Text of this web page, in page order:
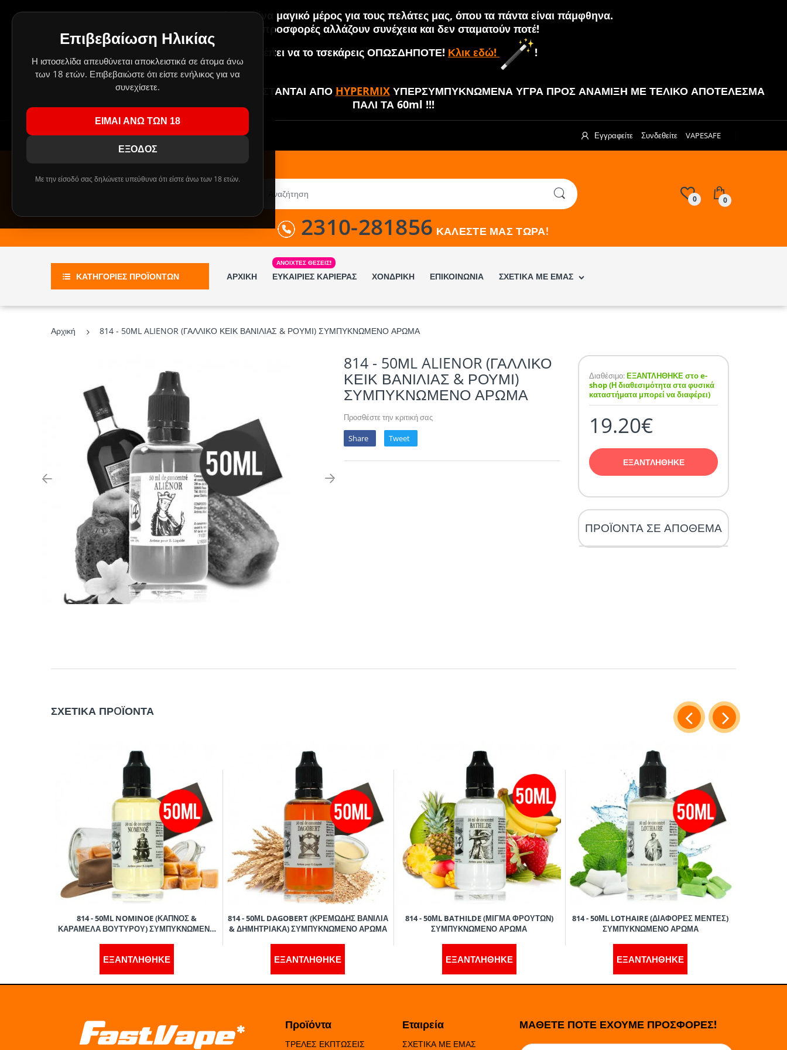
Επιβεβαίωση Ηλικίας
Η ιστοσελίδα απευθύνεται αποκλειστικά σε άτομα άνω
των 18 ετών. Επιβεβαιώστε ότι είστε ενήλικος για να
συνεχίσετε.
ΕΙΜΑΙ ΑΝΩ ΤΩΝ 18
ΕΞΟΔΟΣ
Με την είσοδό σας δηλώνετε υπεύθυνα ότι είστε άνω των 18 ετών.
Δημιουργήσαμε ένα μαγικό μέρος για τους πελάτες μας, όπου τα πάντα είναι πάμφθηνα.
Οι προσφορές αλλάζουν συνέχεια και δεν σταματούν ποτέ!
Πρέπει να το τσεκάρεις ΟΠΩΣΔΗΠΟΤΕ! Κλικ εδώ! !
!!! ΤΑ MIX SHAKE AND VAPE 30/60ml ΑΝΤΙΚΑΘΙΣΤΑΝΤΑΙ ΑΠΟ HYPERMIXΥΠΕΡΣΥΜΠΥΚΝΩΜΕΝΑ ΥΓΡΑ ΠΡΟΣ ΑΝΑΜΙΞΗ ΜΕ ΤΕΛΙΚΟ ΑΠΟΤΕΛΕΣΜΑ
ΠΑΛΙ ΤΑ 60ml !!!
Εγγραφείτε Συνδεθείτε VAPESAFE
2310-281856 ΚΑΛΕΣΤΕ ΜΑΣ ΤΩΡΑ!
0 0
ΚΑΤΗΓΟΡΙΕΣ ΠΡΟΪΟΝΤΩΝ ΑΡΧΙΚΗ ΕΥΚΑΙΡΙΕΣ ΚΑΡΙΕΡΑΣ ΧΟΝΔΡΙΚΗ ΕΠΙΚΟΙΝΩΝΙΑ ΣΧΕΤΙΚΑ ΜΕ ΕΜΑΣ
Αρχική 814 - 50ΜL ALIENOR (ΓΑΛΛΙΚΟ ΚΕΙΚ ΒΑΝΙΛΙΑΣ & ΡΟΥΜΙ) ΣΥΜΠΥΚΝΩΜΕΝΟ ΑΡΩΜΑ
814 - 50ΜL ALIENOR (ΓΑΛΛΙΚΟ
ΚΕΙΚ ΒΑΝΙΛΙΑΣ & ΡΟΥΜΙ)
ΣΥΜΠΥΚΝΩΜΕΝΟ ΑΡΩΜΑ
Προσθέστε την κριτική σας
Share
Tweet
Διαθέσιμο:ΕΞΑΝΤΛΗΘΗΚΕ στο e-
shop (Η διαθεσιμότητα στα φυσικά
καταστήματα μπορεί να διαφέρει)
19.20€
ΕΞΑΝΤΛΗΘΗΚΕ
ΠΡΟΪΟΝΤΑ ΣΕ ΑΠΟΘΕΜΑ
ΣΧΕΤΙΚΑ ΠΡOΪΟΝΤΑ
814 - 50ΜL NOMINOE (ΚΑΠΝΟΣ &
ΚΑΡΑΜΕΛΑ ΒΟΥΤΥΡΟΥ) ΣΥΜΠΥΚΝΩΜΕΝΟ
ΕΞΑΝΤΛΗΘΗΚΕ
814 - 50ΜL DAGOBERT (ΚΡΕΜΩΔΗΣ ΒΑΝΙΛΙΑ
& ΔΗΜΗΤΡΙΑΚΑ) ΣΥΜΠΥΚΝΩΜΕΝΟ ΑΡΩΜΑ
ΕΞΑΝΤΛΗΘΗΚΕ
814 - 50ΜL BATHILDE (ΜΙΓΜΑ ΦΡΟΥΤΩΝ)
ΣΥΜΠΥΚΝΩΜΕΝΟ ΑΡΩΜΑ
ΕΞΑΝΤΛΗΘΗΚΕ
814 - 50ΜL LOTHAIRE (ΔΙΑΦΟΡΕΣ ΜΕΝΤΕΣ)
ΣΥΜΠΥΚΝΩΜΕΝΟ ΑΡΩΜΑ
ΕΞΑΝΤΛΗΘΗΚΕ
Προϊόντα
ΤΡΕΛΕΣ ΕΚΠΤΩΣΕΙΣ
Εταιρεία
ΣΧΕΤΙΚΑ ΜΕ ΕΜΑΣ
ΜΑΘΕΤΕ ΠΟΤΕ ΕΧΟΥΜΕ ΠΡΟΣΦΟΡΕΣ!